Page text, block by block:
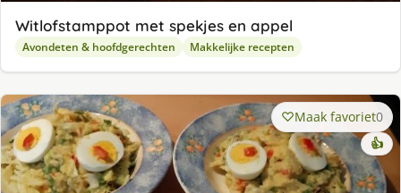
Witlofstamppot met spekjes en appel
Avondeten & hoofdgerechten Makkelijke recepten
Maak favoriet0
👍